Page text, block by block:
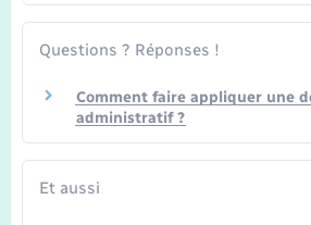
Questions ? Réponses !
Comment faire appliquer une
administratif ?
Et aussi